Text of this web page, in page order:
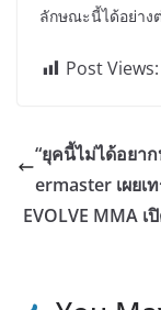
ลักษณะนี้ได้อย่าง
Post Views:
“ยุคนี้ไม่ได้อยา
ermaster เผยเ
EVOLVE MMA